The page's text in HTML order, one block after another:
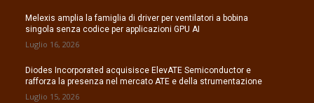
Melexis amplia la famiglia di driver per ventilatori a bobina
singola senza codice per applicazioni GPU AI
Luglio 16, 2026
Diodes Incorporated acquisisce ElevATE Semiconductor e
rafforza la presenza nel mercato ATE e della strumentazione
Luglio 15, 2026